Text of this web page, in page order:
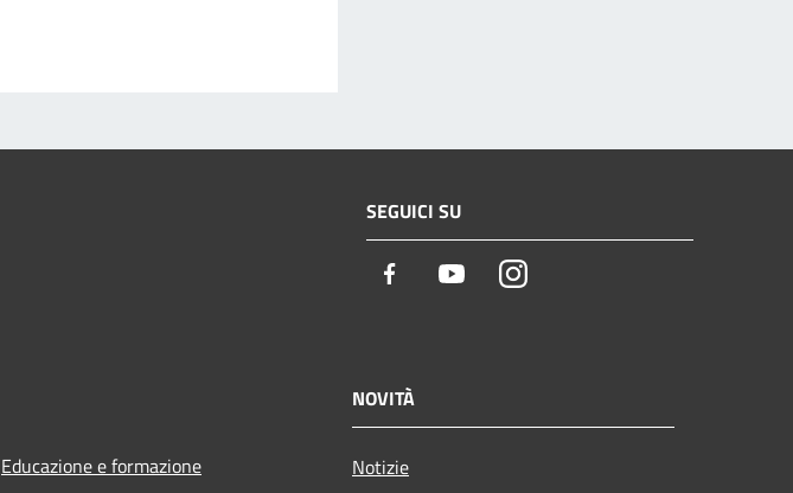
SEGUICI SU
Facebook YoutubeInstagram
Educazione e formazione
NOVITÀ
Notizie